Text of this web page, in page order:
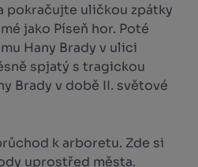
pokračujte uličkou zpátky
jako Píseň hor. Poté
Hany Brady v ulici
spjatý s tragickou
Brady v době II. světové
k arboretu. Zde si
uprostřed města.